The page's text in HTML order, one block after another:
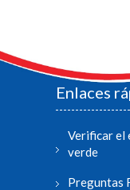
Enlaces
Verificar el
verde
Preguntas